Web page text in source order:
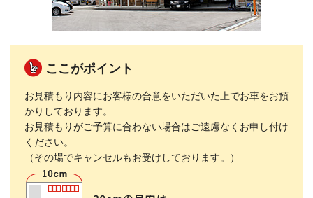
ここがポイント
お見積もり内容にお客様の合意をいただいた上でお車をお預
かりしております。
お見積もりがご予算に合わない場合はご遠慮なくお申し付け
ください。
（その場でキャンセルもお受けしております。）